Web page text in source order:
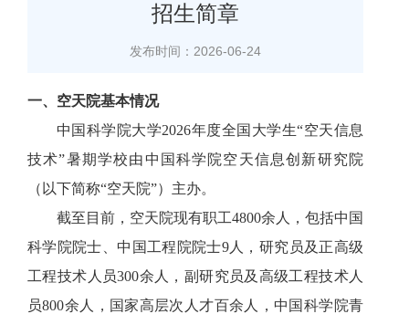
招生简章
发布时间：2026-06-24
一、空天院基本情况
中国科学院大学2026年度全国大学生“空天信息
技术”暑期学校由中国科学院空天信息创新研究院
（以下简称“空天院”）主办。
截至目前，空天院现有职工4800余人，包括中国
科学院院士、中国工程院院士9人，研究员及正高级
工程技术人员300余人，副研究员及高级工程技术人
员800余人，国家高层次人才百余人，中国科学院青